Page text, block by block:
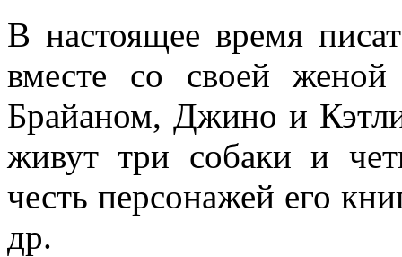
В настоящее время
вместе со своей
Брайаном, Джино и
живут три собаки и
честь персонажей его
др.